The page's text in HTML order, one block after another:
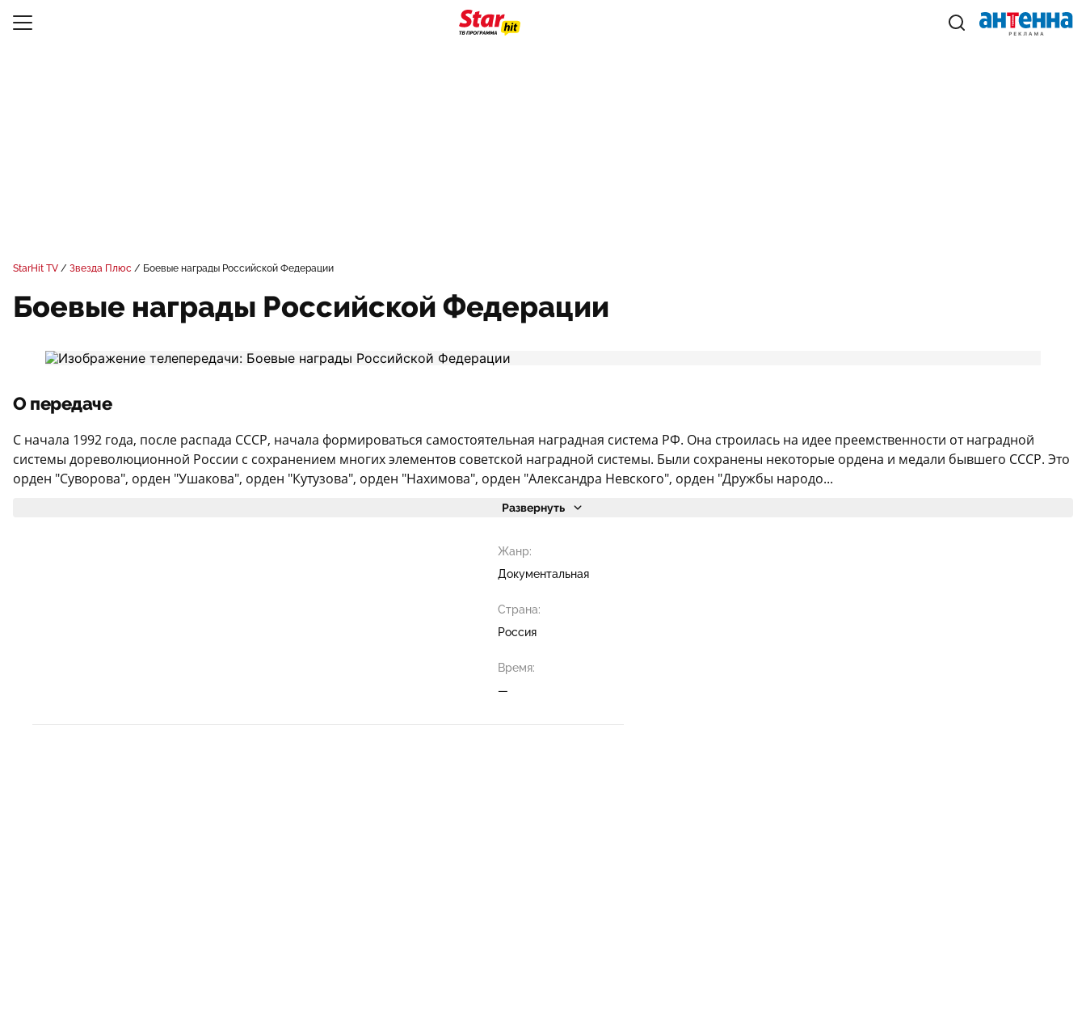
StarHit TV Звезда Плюс Боевые награды Российской Федерации
Боевые награды Российской Федерации
О передаче
С начала 1992 года, после распада СССР, начала формироваться самостоятельная наградная система РФ. Она строилась на идее преемственности от наградной
системы дореволюционной России с сохранением многих элементов советской наградной системы. Были сохранены некоторые ордена и медали бывшего СССР. Это
орден "Суворова", орден "Ушакова", орден "Кутузова", орден "Нахимова", орден "Александра Невского", орден "Дружбы народо...
Развернуть
Жанр:
Документальная
Страна:
Россия
Время:
—